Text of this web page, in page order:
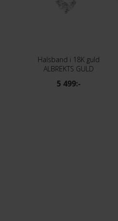
Halsband i 18K guld
ALBREKTS GULD
5 499:-